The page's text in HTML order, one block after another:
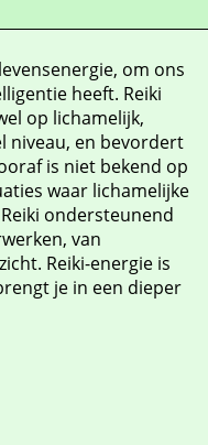
gaan
om ons
heeft. Reiki
op lichamelijk,
niveau, en bevordert
is niet bekend op
waar lichamelijke
ondersteunend
van
Reiki-energie is
je in een dieper